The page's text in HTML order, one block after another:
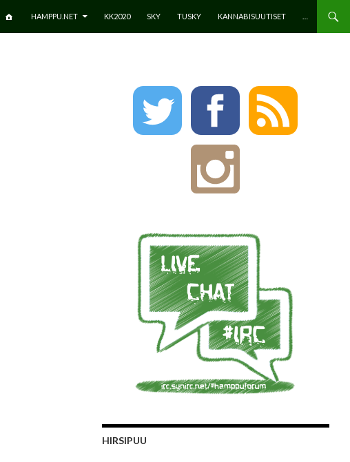
HAMPPU.NET
KK2020 SKY TUSKY KANNABISUUTISET
HIRSIPUU